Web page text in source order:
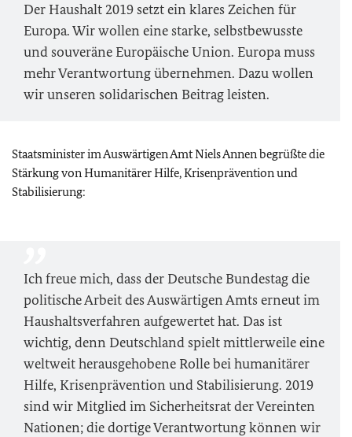
Der Haushalt 2019 setzt ein klares Zeichen für
Europa. Wir wollen eine starke, selbstbewusste
und souveräne Europäische Union. Europa muss
mehr Verantwortung übernehmen. Dazu wollen
wir unseren solidarischen Beitrag leisten.
Staatsminister im Auswärtigen Amt Niels Annen begrüßte die
Stärkung von Humanitärer Hilfe, Krisenprävention und
Stabilisierung:
Ich freue mich, dass der Deutsche Bundestag die
politische Arbeit des Auswärtigen Amts erneut im
Haushaltsverfahren aufgewertet hat. Das ist
wichtig, denn Deutschland spielt mittlerweile eine
weltweit herausgehobene Rolle bei humanitärer
Hilfe, Krisenprävention und Stabilisierung. 2019
sind wir Mitglied im Sicherheitsrat der Vereinten
Nationen; die dortige Verantwortung können wir